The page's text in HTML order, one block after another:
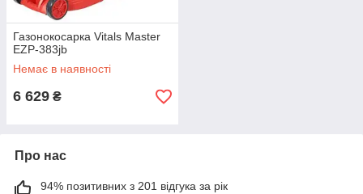
Газонокосарка Vitals Master
EZP-383jb
Немає в наявності
6 629 ₴
Про нас
94% позитивних з 201 відгука за рік